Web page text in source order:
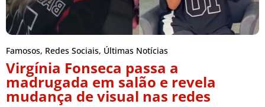
Famosos, Redes Sociais, Últimas Notícias
Virgínia Fonseca passa a
madrugada em salão e revela
mudança de visual nas redes